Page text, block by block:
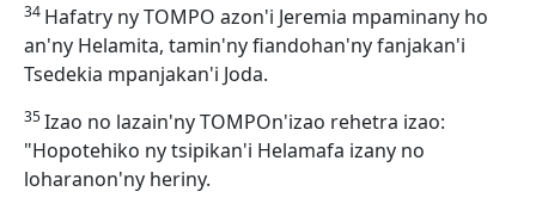
34 Hafatry ny TOMPO azon'i Jeremia mpaminany ho
an'ny Helamita, tamin'ny fiandohan'ny fanjakan'i
Tsedekia mpanjakan'i Joda.
35Izao no lazain'ny TOMPOn'izao rehetra izao:
"Hopotehiko ny tsipikan'i Helamafa izany no
loharanon'ny heriny.